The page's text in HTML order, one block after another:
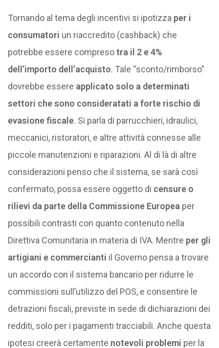
Tornando al tema degli incentivi si ipotizza per i
consumatori un riaccredito (cashback) che
potrebbe essere compresotra il 2 e 4%
dell’importo dell’acquisto . Tale “sconto/rimborso”
dovrebbe essere applicato solo a determinati
settori che sono consideratati a forte rischio di
evasione fiscale. Si parla di parrucchieri, idraulici,
meccanici, ristoratori, e altre attività connesse alle
piccole manutenzioni e riparazioni. Al di là di altre
considerazioni penso che il sistema, se sarà così
confermato, possa essere oggetto di censure o
rilievi da parte della Commissione Europea per
possibili contrasti con quanto contenuto nella
Direttiva Comunitaria in materia di IVA. Mentre per gli
artigiani e commercianti il Governo pensa a trovare
un accordo con il sistema bancario per ridurre le
commissioni sull’utilizzo del POS, e consentire le
detrazioni fiscali, previste in sede di dichiarazioni dei
redditi, solo per i pagamenti tracciabili. Anche questa
ipotesi creerà certamente notevoli problemi per la